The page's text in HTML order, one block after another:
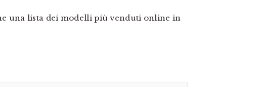
una lista dei modelli più venduti online in